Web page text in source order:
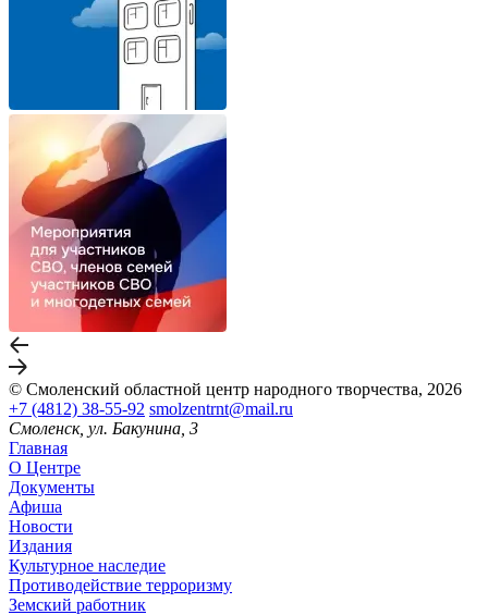
© Смоленский областной центр народного творчества, 2026
+7 (4812) 38-55-92 smolzentrnt@mail.ru
Смоленск, ул. Бакунина, 3
Главная
О Центре
Документы
Афиша
Новости
Издания
Культурное наследие
Противодействие терроризму
Земский работник